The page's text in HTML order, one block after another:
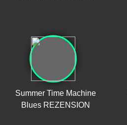
Summer Time Machine
Blues REZENSION